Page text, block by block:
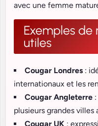
avec une femme
Exemples de
utiles
Cougar Londres :
internationaux et les
Cougar Angleterre
plusieurs grandes villes
Cougar UK :